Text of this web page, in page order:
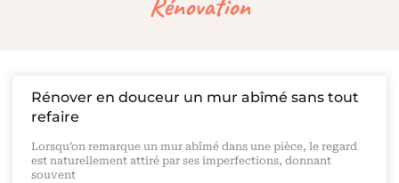
Rénover en douceur un mur abîmé sans tout
refaire
Lorsqu’on remarque un mur abîmé dans une pièce, le regard
est naturellement attiré par ses imperfections, donnant
souvent